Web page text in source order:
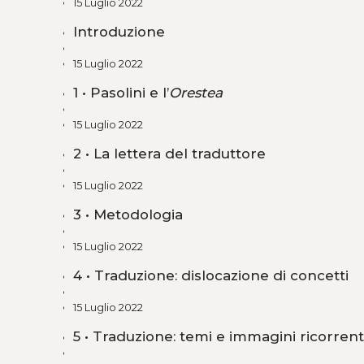
15 Luglio 2022
Introduzione
15 Luglio 2022
1 • Pasolini e l’Orestea
15 Luglio 2022
2 • La lettera del traduttore
15 Luglio 2022
3 • Metodologia
15 Luglio 2022
4 • Traduzione: dislocazione di concetti
15 Luglio 2022
5 • Traduzione: temi e immagini